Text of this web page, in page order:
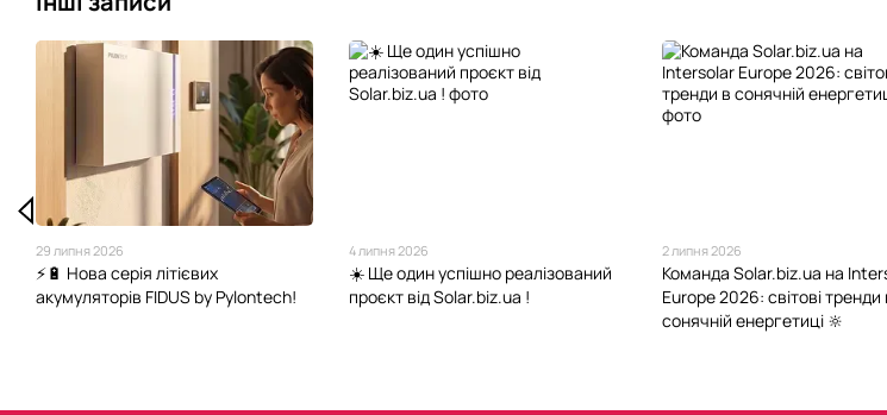
29 липня 2026
⚡🔋 Нова серія літієвих
акумуляторів FIDUS by Pylontech!
4 липня 2026
☀️ Ще один успішно реалізований
проєкт від Solar.biz.ua !
2 липня 2026
Команда Solar.biz.ua на
Europe 2026: світові тренди
сонячній енергетиці 🔆